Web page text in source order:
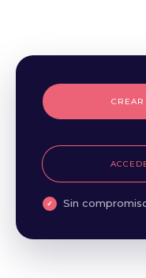
Sin